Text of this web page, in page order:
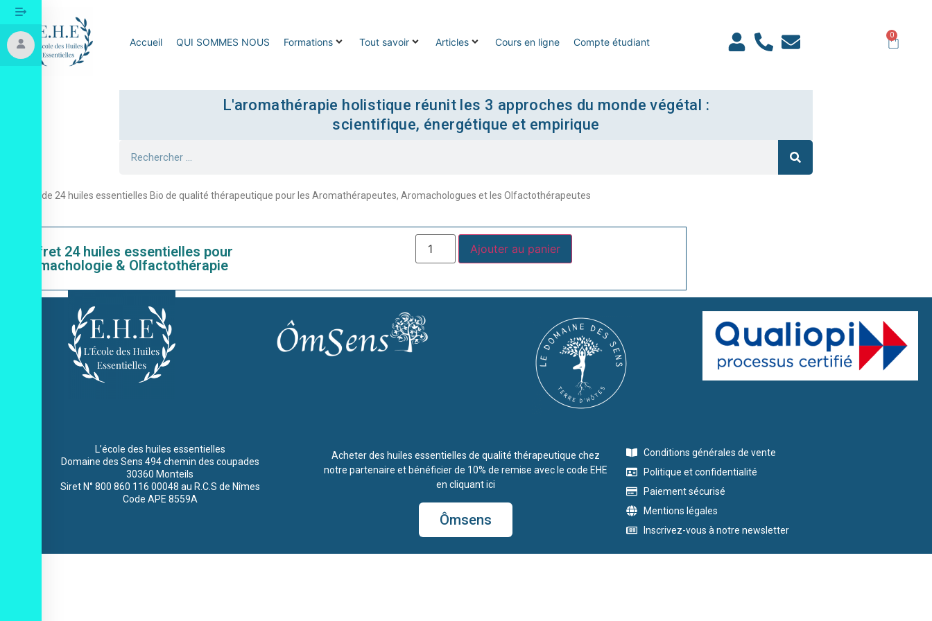
Accueil QUI SOMMES NOUS Formations Tout savoir Articles Cours en ligne Compte étudiant
0
L'aromathérapie holistique réunit les 3 approches du monde végétal :
scientifique, énergétique et empirique
Coffret de 24 huiles essentielles Bio de qualité thérapeutique pour les Aromathérapeutes, Aromachologues et les Olfactothérapeutes
Coffret 24 huiles essentielles pour
Aromachologie & Olfactothérapie
Ajouter au panier
L’école des huiles essentielles
Domaine des Sens 494 chemin des coupades
30360 Monteils
Siret N° 800 860 116 00048 au R.C.S de Nîmes
Code APE 8559A
Acheter des huiles essentielles de qualité thérapeutique chez
notre partenaire et bénéficier de 10% de remise avec le code EHE
en cliquant ici
Ômsens
Conditions générales de vente
Politique et confidentialité
Paiement sécurisé
Mentions légales
Inscrivez-vous à notre newsletter